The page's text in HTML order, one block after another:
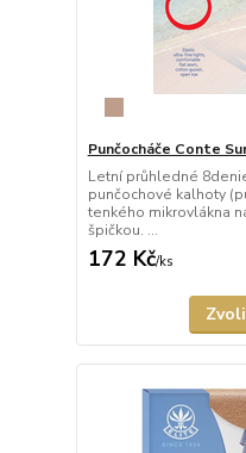
Punčocháče Conte
Letní průhledné
punčochové kalhoty
tenkého mikrovlákna
špičkou. ...
172 Kč/ks